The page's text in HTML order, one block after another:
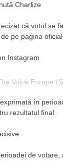
Charlize
că votul se
pe pagina
on Instagram
în
rezultatul final.
de votare,